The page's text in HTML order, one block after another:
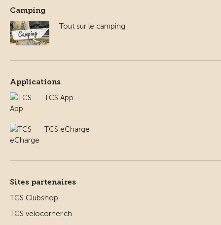
Camping
Tout sur le camping
Applications
TCS App
TCS eCharge
Sites partenaires
TCS Clubshop
TCS velocorner.ch